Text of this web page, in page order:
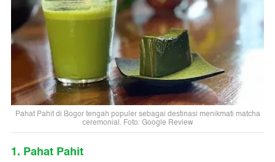
Pahat Pahit di Bogor tengah populer sebagai destinasi menikmati matcha
ceremonial. Foto: Google Review
1. Pahat Pahit